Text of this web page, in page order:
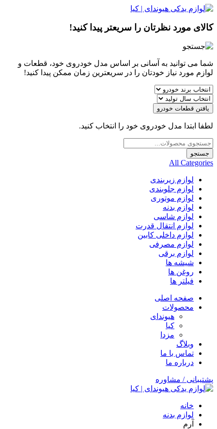
کالای مورد نظرتان را سریعتر پیدا کنید!
شما می توانید به آسانی بر اساس مدل خودروی خود، قطعات و
لوازم مورد نیاز خودتان را در سریعترین زمان ممکن پیدا کنید!
یافتن قطعات خودرو
لطفا ابتدا مدل خودروی خود را انتخاب کنید.
Products
search
جستجو
All Categories
لوازم زیربندی
لوازم جلوبندی
لوازم موتوری
لوازم بدنه
لوازم شاسی
لوازم انتقال قدرت
لوازم داخلی کابین
لوازم مصرفی
لوازم برقی
شیشه ها
روغن ها
فیلتر ها
صفحه اصلی
محصولات
هیوندای
کیا
مزدا
وبلاگ
تماس با ما
درباره ما
پشتیبانی / مشاوره
خانه
لوازم بدنه
آرم